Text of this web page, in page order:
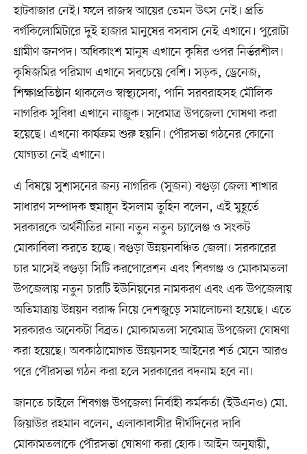
হাটবাজার নেই। ফলে রাজস্ব আয়ের তেমন উৎস নেই। প্রতি
বর্গকিলোমিটারে দুই হাজার মানুষের বসবাস নেই এখানে। পুরোটা
গ্রামীণ জনপদ। অধিকাংশ মানুষ এখানে কৃষির ওপর নির্ভরশীল।
কৃষিজমির পরিমাণ এখানে সবচেয়ে বেশি। সড়ক, ড্রেনেজ,
শিক্ষাপ্রতিষ্ঠান থাকলেও স্বাস্থ্যসেবা, পানি সরবরাহসহ মৌলিক
নাগরিক সুবিধা এখানে নাজুক। সবেমাত্র উপজেলা ঘোষণা করা
হয়েছে। এখনো কার্যক্রম শুরু হয়নি। পৌরসভা গঠনের কোনো
যোগ্যতা নেই এখানে।
এ বিষয়ে সুশাসনের জন্য নাগরিক (সুজন) বগুড়া জেলা শাখার
সাধারণ সম্পাদক হুমায়ূন ইসলাম তুহিন বলেন, এই মুহূর্তে
সরকারকে অর্থনীতির নানা নতুন নতুন চ্যালেঞ্জ ও সংকট
মোকাবিলা করতে হচ্ছে। বগুড়া উন্নয়নবঞ্চিত জেলা। সরকারের
চার মাসেই বগুড়া সিটি করপোরেশন এবং শিবগঞ্জ ও মোকামতলা
উপজেলায় নতুন চারটি ইউনিয়নের নামকরণ এবং এক উপজেলায়
অতিমাত্রায় উন্নয়ন বরাদ্দ নিয়ে দেশজুড়ে সমালোচনা হয়েছে। এতে
সরকারও অনেকটা বিব্রত। মোকামতলা সবেমাত্র উপজেলা ঘোষণা
করা হয়েছে। অবকাঠামোগত উন্নয়নসহ আইনের শর্ত মেনে আরও
পরে পৌরসভা গঠন করা হলে সরকারের বদনাম হবে না।
জানতে চাইলে শিবগঞ্জ উপজেলা নির্বাহী কর্মকর্তা (ইউএনও) মো.
জিয়াউর রহমান বলেন, এলাকাবাসীর দীর্ঘদিনের দাবি
মোকামতলাকে পৌরসভা ঘোষণা করা হোক। আইন অনুযায়ী,